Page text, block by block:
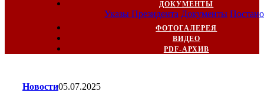
ДОКУМЕНТЫ
Указы Президента Документы
ФОТОГАЛЕРЕЯ
ВИДЕО
PDF-АРХИВ
Новости05.07.2025